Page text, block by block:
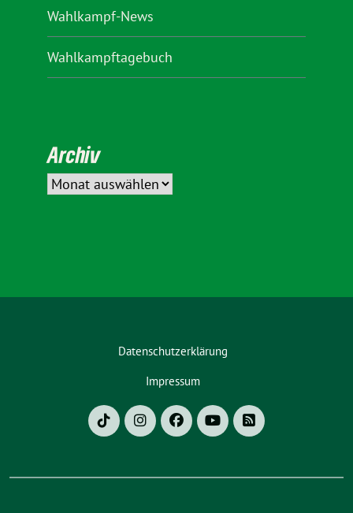
Wahlkampf-News
Wahlkampftagebuch
Archiv
Datenschutzerklärung
Impressum